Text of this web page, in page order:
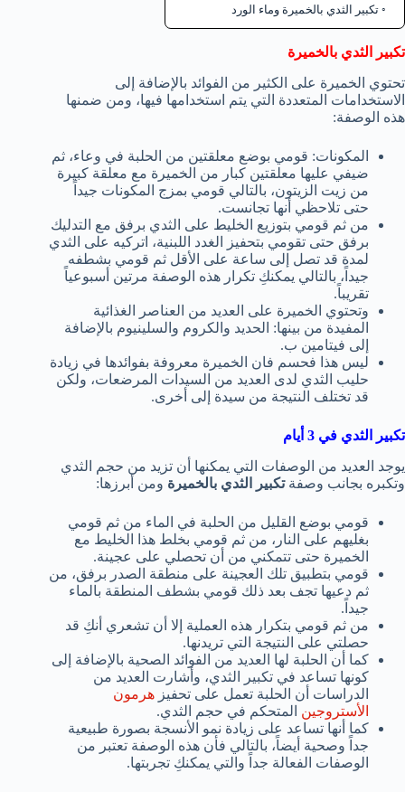
تكبير الثدي بالخميرة وماء الورد
تكبير الثدي بالخميرة
تحتوي الخميرة على الكثير من الفوائد بالإضافة إلى
الاستخدامات المتعددة التي يتم استخدامها فيها، ومن ضمنها
هذه الوصفة:
المكونات: قومي بوضع معلقتين من الحلبة في وعاء، ثم
ضيفي عليها معلقتين كبار من الخميرة مع معلقة كبيرة
من زيت الزيتون، بالتالي قومي بمزج المكونات جيداً
حتى تلاحظي أنها تجانست.
من ثم قومي بتوزيع الخليط على الثدي برفق مع التدليك
برفق حتى تقومي بتحفيز الغدد اللبنية، اتركيه على الثدي
لمدة قد تصل إلى ساعة على الأقل ثم قومي بشطفه
جيداً، بالتالي يمكنكِ تكرار هذه الوصفة مرتين أسبوعياً
تقريباً.
وتحتوي الخميرة على العديد من العناصر الغذائية
المفيدة من بينها: الحديد والكروم والسلينيوم بالإضافة
إلى فيتامين ب.
ليس هذا فحسم فان الخميرة معروفة بفوائدها في زيادة
حليب الثدي لدى العديد من السيدات المرضعات، ولكن
قد تختلف النتيجة من سيدة إلى أخرى.
تكبير الثدي في 3 أيام
يوجد العديد من الوصفات التي يمكنها أن تزيد من حجم الثدي
وتكبره بجانب وصفةتكبير الثدي بالخميرة ومن أبرزها:
قومي بوضع القليل من الحلبة في الماء من ثم قومي
بغليهم على النار، من ثم قومي بخلط هذا الخليط مع
الخميرة حتى تتمكني من أن تحصلي على عجينة.
قومي بتطبيق تلك العجينة على منطقة الصدر برفق، من
ثم دعيها تجف بعد ذلك قومي بشطف المنطقة بالماء
جيداً.
من ثم قومي بتكرار هذه العملية إلا أن تشعري أنكِ قد
حصلتي على النتيجة التي تريدنها.
كما أن الحلبة لها العديد من الفوائد الصحية بالإضافة إلى
كونها تساعد في تكبير الثدي، وأشارت العديد من
الدراسات أن الحلبة تعمل على تحفيز هرمون
الأستروجين المتحكم في حجم الثدي.
كما أنها تساعد على زيادة نمو الأنسجة بصورة طبيعية
جداً وصحية أيضاً، بالتالي فأن هذه الوصفة تعتبر من
الوصفات الفعالة جداً والتي يمكنكِ تجربتها.